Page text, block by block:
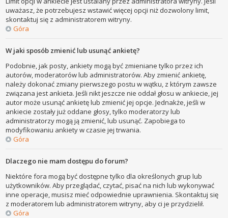
uważasz, że potrzebujesz wstawić więcej opcji niż dozwolony limit,
skontaktuj się z administratorem witryny.
Góra
W jaki sposób zmienić lub usunąć ankietę?
Podobnie, jak posty, ankiety mogą być zmieniane tylko przez ich
autorów, moderatorów lub administratorów. Aby zmienić ankietę,
należy dokonać zmiany pierwszego postu w wątku, z którym zawsze
związana jest ankieta. Jeśli nikt jeszcze nie oddał głosu w ankiecie, jej
autor może usunąć ankietę lub zmienić jej opcje. Jednakże, jeśli w
ankiecie zostały już oddane głosy, tylko moderatorzy lub
administratorzy mogą ją zmienić, lub usunąć. Zapobiega to
modyfikowaniu ankiety w czasie jej trwania.
Góra
Dlaczego nie mam dostępu do forum?
Niektóre fora mogą być dostępne tylko dla określonych grup lub
użytkowników. Aby przeglądać, czytać, pisać na nich lub wykonywać
inne operacje, musisz mieć odpowiednie uprawnienia. Skontaktuj się
z moderatorem lub administratorem witryny, aby ci je przydzielił.
Góra